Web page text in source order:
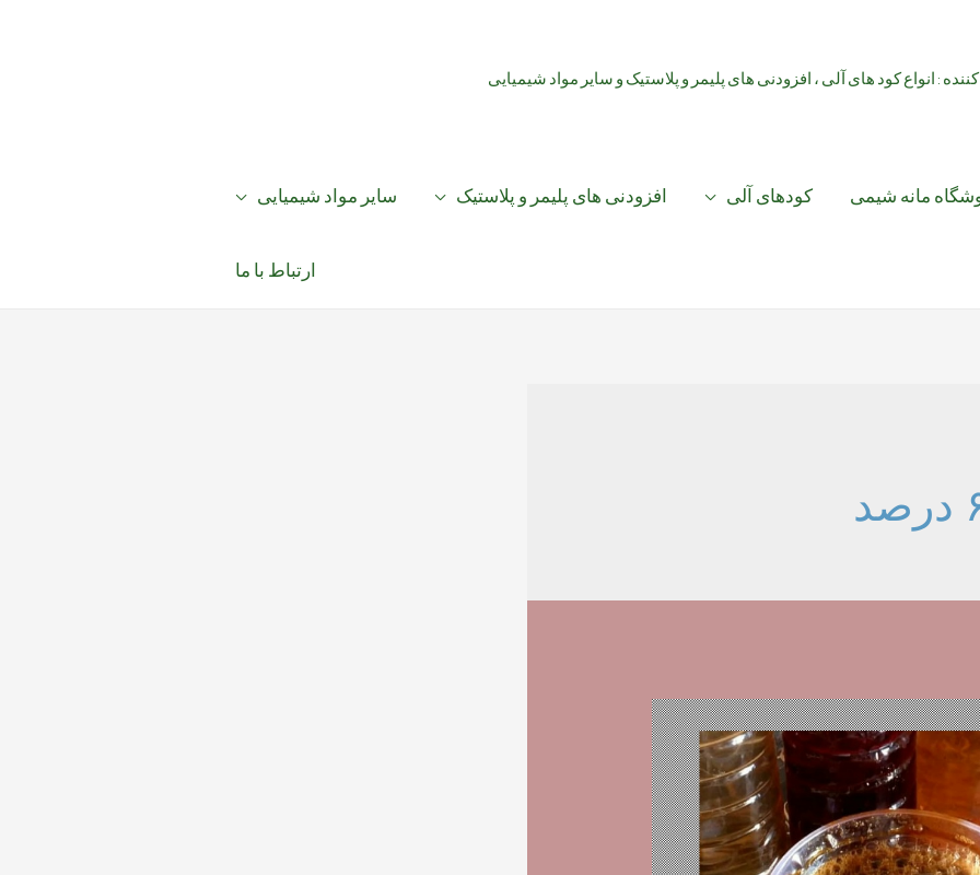
کننده : انواع کود های آلی ، افزودنی های پلیمر و پلاستیک و سایر مواد شیمیایی
مانه شیمی کودهای آلی افزودنی های پلیمر و پلاستیک سایر مواد شیمیایی
ارتباط با ما